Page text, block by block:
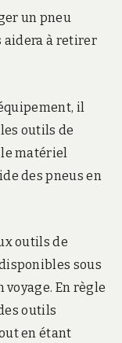
un pneu
aidera à retirer
il
outils de
matériel
des pneus en
outils de
sous
En règle
outils
en étant